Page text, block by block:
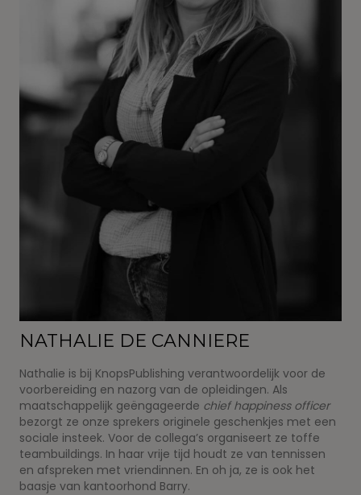
NATHALIE DE CANNIERE
Nathalie is bij KnopsPublishing verantwoordelijk voor de
voorbereiding en nazorg van de opleidingen. Als
maatschappelijk geëngageerde chief happiness officer
bezorgt ze onze sprekers originele geschenkjes met een
sociale insteek. Voor de collega’s organiseert ze toffe
teambuildings. In haar vrije tijd houdt ze van tennissen
en afspreken met vriendinnen. En oh ja, ze is ook het
baasje van kantoorhond Barry.